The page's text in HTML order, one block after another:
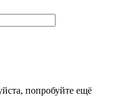
попробуйте ещё